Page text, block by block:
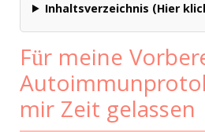
Inhaltsverzeichnis (Hier
Für meine
mir Zeit gelassen